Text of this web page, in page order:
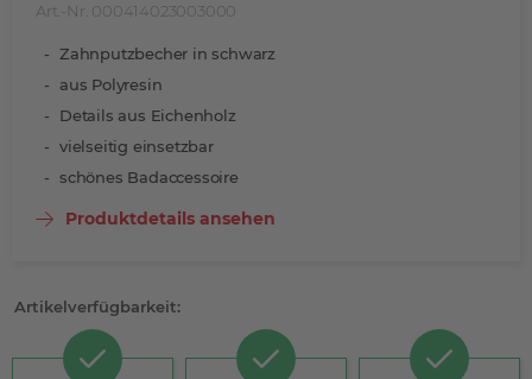
Art.-Nr. 000414023003000
Zahnputzbecher in schwarz
aus Polyresin
Details aus Eichenholz
vielseitig einsetzbar
schönes Badaccessoire
Produktdetails ansehen
Artikelverfügbarkeit: